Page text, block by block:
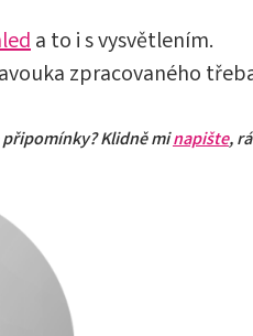
a to i s vysvětlením.
zpracovaného
Klidně minapište,